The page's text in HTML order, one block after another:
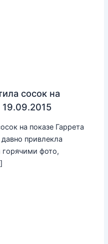
сосок на
19.09.2015
на показе Гаррета
привлекла
горячими фото,